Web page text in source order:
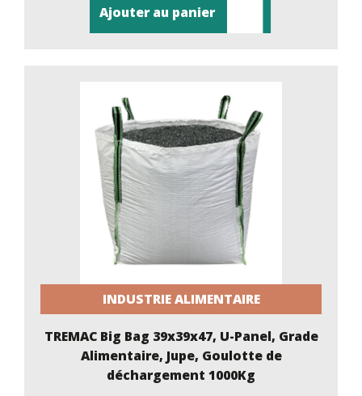
Ajouter au panier
INDUSTRIE ALIMENTAIRE
TREMAC Big Bag 39x39x47, U-Panel, Grade
Alimentaire, Jupe, Goulotte de
déchargement 1000Kg